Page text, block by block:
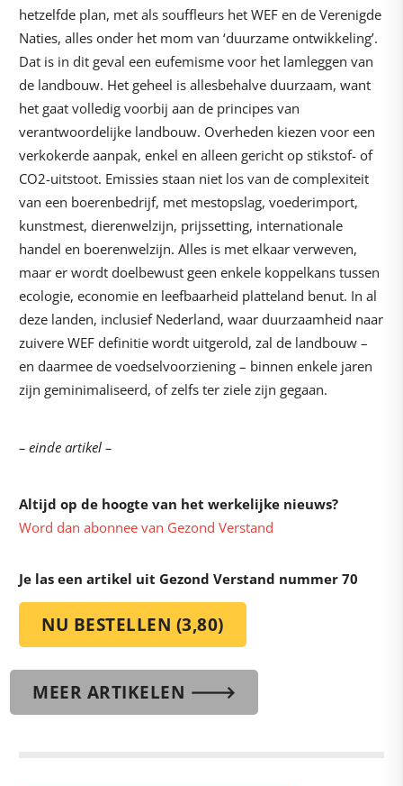
hetzelfde plan, met als souffleurs het WEF en de Verenigde
Naties, alles onder het mom van ‘duurzame ontwikkeling’.
Dat is in dit geval een eufemisme voor het lamleggen van
de landbouw. Het geheel is allesbehalve duurzaam, want
het gaat volledig voorbij aan de principes van
verantwoordelijke landbouw. Overheden kiezen voor een
verkokerde aanpak, enkel en alleen gericht op stikstof- of
CO2-uitstoot. Emissies staan niet los van de complexiteit
van een boerenbedrijf, met mestopslag, voederimport,
kunstmest, dierenwelzijn, prijssetting, internationale
handel en boerenwelzijn. Alles is met elkaar verweven,
maar er wordt doelbewust geen enkele koppelkans tussen
ecologie, economie en leefbaarheid platteland benut. In al
deze landen, inclusief Nederland, waar duurzaamheid naar
zuivere WEF definitie wordt uitgerold, zal de landbouw –
en daarmee de voedselvoorziening – binnen enkele jaren
zijn geminimaliseerd, of zelfs ter ziele zijn gegaan.
– einde artikel –
Altijd op de hoogte van het werkelijke nieuws?
Word dan abonnee van Gezond Verstand
Je las een artikel uit Gezond Verstand nummer 70
NU BESTELLEN (3,80)
MEER ARTIKELEN 🡒